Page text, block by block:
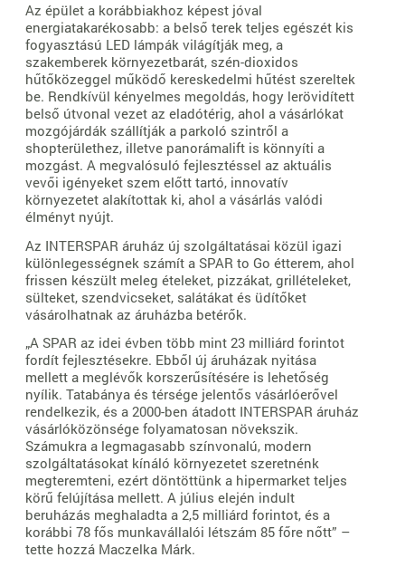
Az épület a korábbiakhoz képest jóval
energiatakarékosabb: a belső terek teljes egészét kis
fogyasztású LED lámpák világítják meg, a
szakemberek környezetbarát, szén-dioxidos
hűtőközeggel működő kereskedelmi hűtést szereltek
be. Rendkívül kényelmes megoldás, hogy lerövidített
belső útvonal vezet az eladótérig, ahol a vásárlókat
mozgójárdák szállítják a parkoló szintről a
shopterülethez, illetve panorámalift is könnyíti a
mozgást. A megvalósuló fejlesztéssel az aktuális
vevői igényeket szem előtt tartó, innovatív
környezetet alakítottak ki, ahol a vásárlás valódi
élményt nyújt.
Az INTERSPAR áruház új szolgáltatásai közül igazi
különlegességnek számít a SPAR to Go étterem, ahol
frissen készült meleg ételeket, pizzákat, grillételeket,
sülteket, szendvicseket, salátákat és üdítőket
vásárolhatnak az áruházba betérők.
„A SPAR az idei évben több mint 23 milliárd forintot
fordít fejlesztésekre. Ebből új áruházak nyitása
mellett a meglévők korszerűsítésére is lehetőség
nyílik. Tatabánya és térsége jelentős vásárlóerővel
rendelkezik, és a 2000-ben átadott INTERSPAR áruház
vásárlóközönsége folyamatosan növekszik.
Számukra a legmagasabb színvonalú, modern
szolgáltatásokat kínáló környezetet szeretnénk
megteremteni, ezért döntöttünk a hipermarket teljes
körű felújítása mellett. A július elején indult
beruházás meghaladta a 2,5 milliárd forintot, és a
korábbi 78 fős munkavállalói létszám 85 főre nőtt” –
tette hozzá Maczelka Márk.